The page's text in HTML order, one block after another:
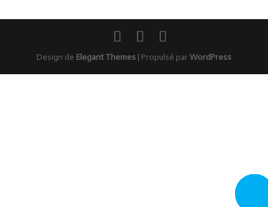
Design de Elegant Themes| Propulsé par WordPress